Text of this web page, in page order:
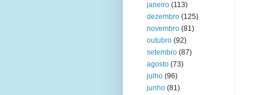
janeiro (113)
dezembro (125)
novembro (81)
outubro (92)
setembro (87)
agosto (73)
julho (96)
junho (81)